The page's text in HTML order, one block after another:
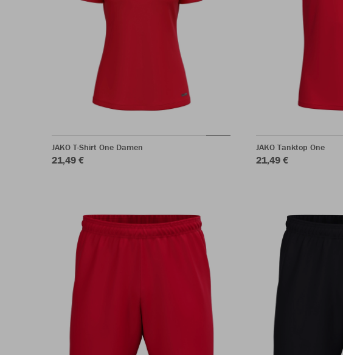
JAKO T-Shirt One Damen
21,49 €
JAKO Tanktop One
21,49 €